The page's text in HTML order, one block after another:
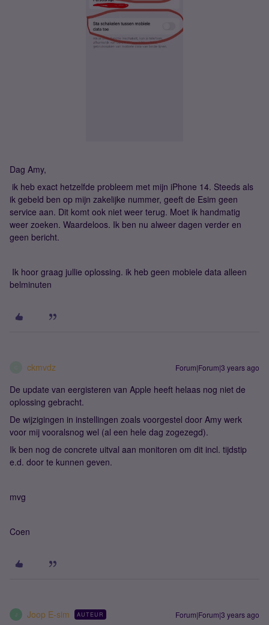
Dag Amy,
ik heb exact hetzelfde probleem met mijn iPhone 14. Steeds als
ik gebeld ben op mijn zakelijke nummer, geeft de Esim geen
service aan. Dit komt ook niet weer terug. Moet ik handmatig
weer zoeken. Waardeloos. Ik ben nu alweer dagen verder en
geen bericht.
Ik hoor graag jullie oplossing. ik heb geen mobiele data alleen
belminuten
ckmvdz Forum|Forum|3 years ago
De update van eergisteren van Apple heeft helaas nog niet de
oplossing gebracht.
De wijzigingen in instellingen zoals voorgestel door Amy werk
voor mij vooralsnog wel (al een hele dag zogezegd).
Ik ben nog de concrete uitval aan monitoren om dit incl. tijdstip
e.d. door te kunnen geven.
mvg
Coen
J Joop E-sim AUTEUR Forum|Forum|3 years ago